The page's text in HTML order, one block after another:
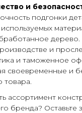
и
подгонки
и
и таможенное
своевременные и
товара.
ассортимент
бренда? Оставьте